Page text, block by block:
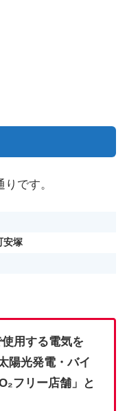
です。
安塚
用する電気を
陽光発電・バイ
フリー店舗」と